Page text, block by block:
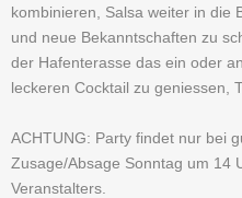
kombinieren, Salsa weiter in die
und neue Bekanntschaften zu
der Hafenterasse das ein oder
leckeren Cocktail zu geniessen,
ACHTUNG: Party findet nur bei
Zusage/Absage Sonntag um 14
Veranstalters.